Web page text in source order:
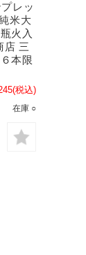
レッ
米大
火入
店 三
本限
(税込)
在庫 ○